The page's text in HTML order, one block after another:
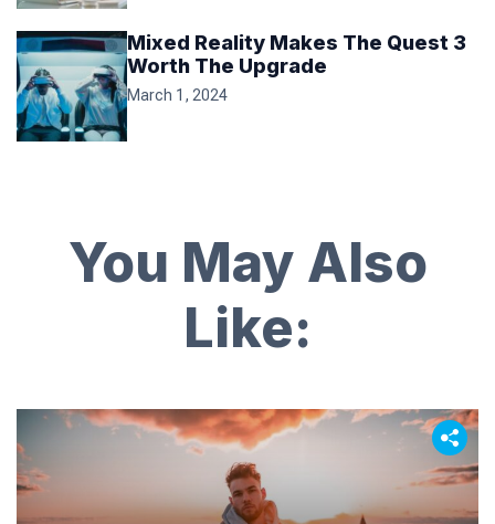
Mixed Reality Makes The Quest 3
Worth The Upgrade
March 1, 2024
You May Also
Like: